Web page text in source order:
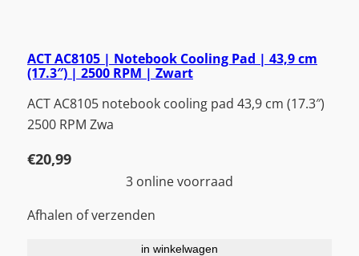
ACT AC8105 | Notebook Cooling Pad | 43,9 cm
(17.3″) | 2500 RPM | Zwart
ACT AC8105 notebook cooling pad 43,9 cm (17.3″)
2500 RPM Zwa
€20,99
3 online voorraad
Afhalen of verzenden
in winkelwagen